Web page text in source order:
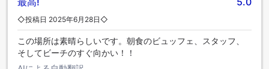
◇投稿日 2025年6月28日◇
この場所は素晴らしいです。朝食のビュッフェ、スタッフ、
そしてビーチのすぐ向かい！！